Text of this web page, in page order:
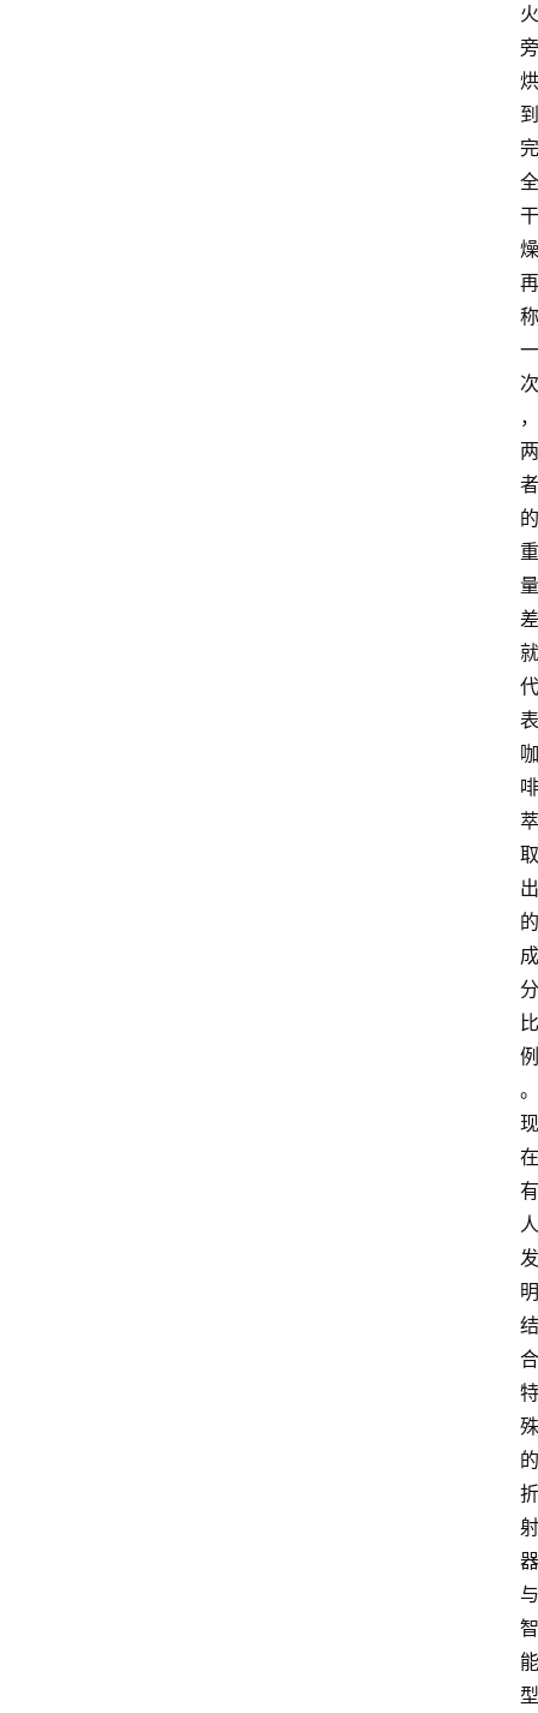
火
旁
烘
到
完
全
干
燥
再
称
一
次
，
两
者
的
重
量
差
就
代
表
咖
啡
萃
取
出
的
成
分
比
例
。
现
在
有
人
发
明
结
合
特
殊
的
折
射
器
与
智
能
型